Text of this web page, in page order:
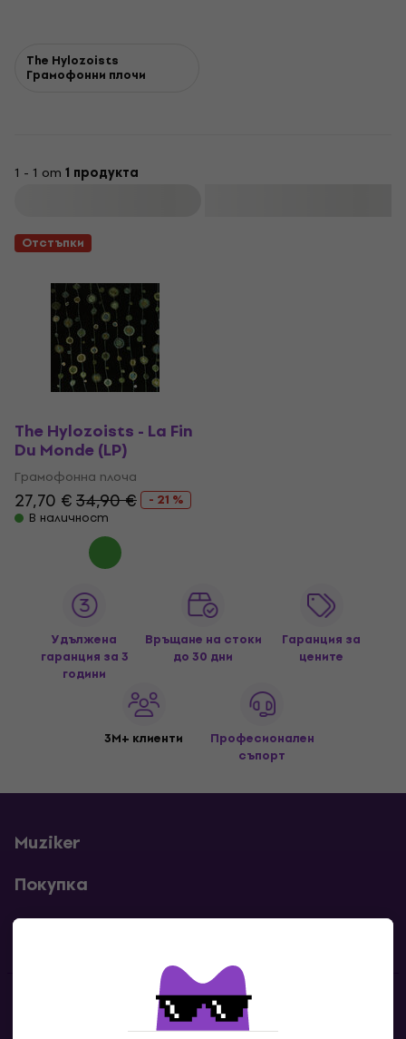
The Hylozoists
Грамофонни плочи
1 - 1 от 1 продукта
Отстъпки
The Hylozoists - La Fin
Du Monde (LP)
Грамофонна плоча
27,70 €34,90 €
- 21 %
В наличност
Удължена
гаранция за 3
години
Връщане на стоки
до 30 дни
Гаранция за
цените
3M+ клиенти
Професионален
съпорт
Muziker
Покупка
Полезни линкове
Контакти